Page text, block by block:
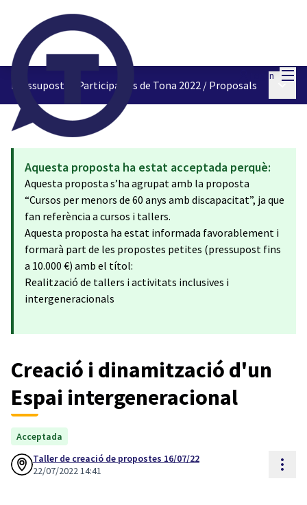
Log in
Pressupostos Participatius de Tona 2022 / Proposals Main
Aquesta proposta ha estat acceptada perquè:
Aquesta proposta s’ha agrupat amb la proposta
“Cursos per menors de 60 anys amb discapacitat”, ja que
fan referència a cursos i tallers.
Aquesta proposta ha estat informada favorablement i
formarà part de les propostes petites (pressupost fins
a 10.000 €) amb el títol:
Realització de tallers i activitats inclusives i
intergeneracionals
Creació i dinamització d'un
Espai intergeneracional
Acceptada
Taller de creació de propostes 16/07/22
22/07/2022 14:41